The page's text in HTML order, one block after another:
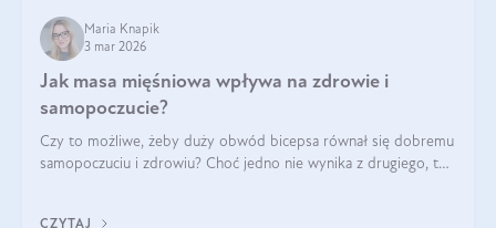
Maria Knapik
3 mar 2026
Jak masa mięśniowa wpływa na zdrowie i
samopoczucie?
Czy to możliwe, żeby duży obwód bicepsa równał się dobremu
samopoczuciu i zdrowiu? Choć jedno nie wynika z drugiego, to
CZYTAJ